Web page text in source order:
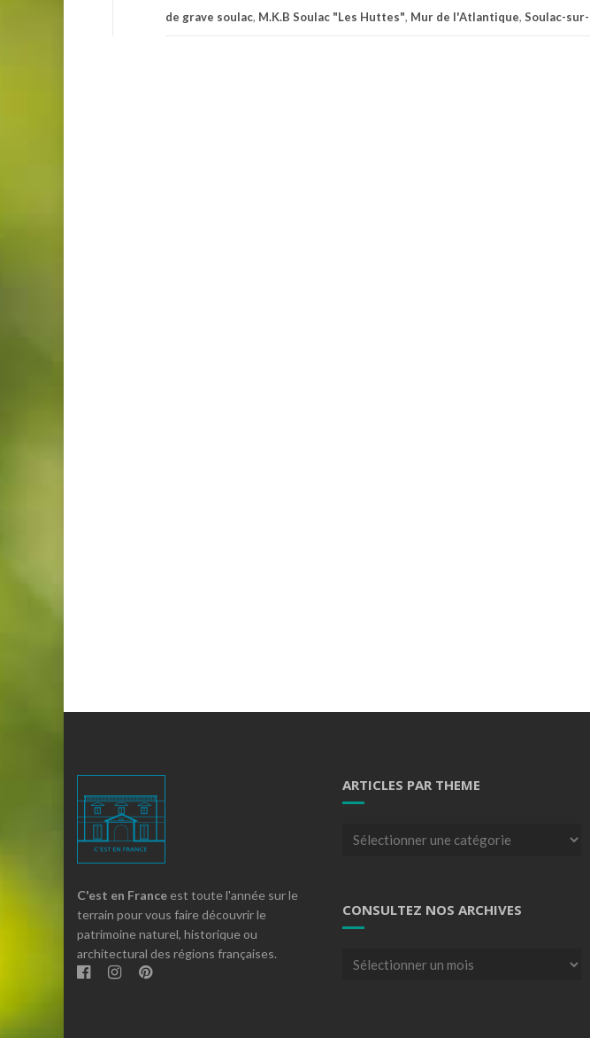
de grave soulac, M.K.B Soulac "Les Huttes", Mur de l'Atlantique, Soulac-
C'est en France est toute l'année sur le
terrain pour vous faire découvrir le
patrimoine naturel, historique ou
architectural des régions françaises.
ARTICLES PAR THEME
Articles
CONSULTEZ NOS ARCHIVES
Consultez